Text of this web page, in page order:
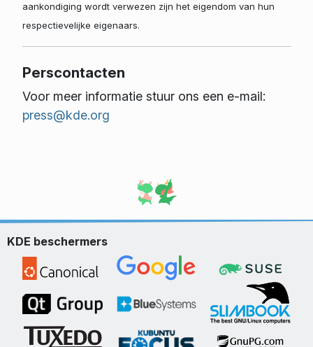
aankondiging wordt verwezen zijn het eigendom van hun
respectievelijke eigenaars.
Perscontacten
Voor meer informatie stuur ons een e-mail:
press@kde.org
KDE beschermers